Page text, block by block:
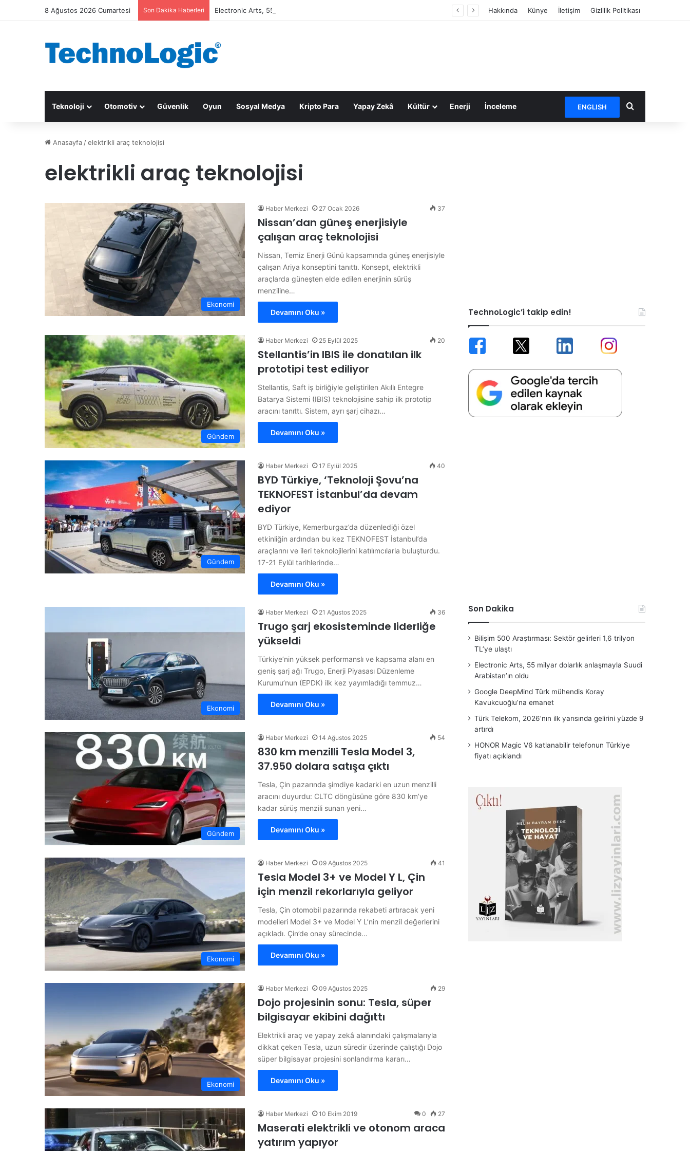
8 Ağustos 2026 Cumartesi Son Dakika Haberleri Electronic Arts, 55 milyar dolarlık anlaşmayla Suudi Arabistan’ın oldu Hakkında Künye İletişim Gizlilik Politikası
Teknoloji Otomotiv Güvenlik Oyun Sosyal Medya Kripto Para Yapay Zekâ Kültür Enerji İnceleme ENGLISH Arama yap ...
Anasayfa /elektrikli araç teknolojisi
elektrikli araç teknolojisi
Ekonomi
Haber Merkezi 27 Ocak 2026 37
Nissan’dan güneş enerjisiyle
çalışan araç teknolojisi
Nissan, Temiz Enerji Günü kapsamında güneş enerjisiyle
çalışan Ariya konseptini tanıttı. Konsept, elektrikli
araçlarda güneşten elde edilen enerjinin sürüş
menziline…
Devamını Oku »
Gündem
Haber Merkezi 25 Eylül 2025 20
Stellantis’in IBIS ile donatılan ilk
prototipi test ediliyor
Stellantis, Saft iş birliğiyle geliştirilen Akıllı Entegre
Batarya Sistemi (IBIS) teknolojisine sahip ilk prototip
aracını tanıttı. Sistem, ayrı şarj cihazı…
Devamını Oku »
Gündem
Haber Merkezi 17 Eylül 2025 40
BYD Türkiye, ‘Teknoloji Şovu’na
TEKNOFEST İstanbul’da devam
ediyor
BYD Türkiye, Kemerburgaz’da düzenlediği özel
etkinliğin ardından bu kez TEKNOFEST İstanbul’da
araçlarını ve ileri teknolojilerini katılımcılarla buluşturdu.
17-21 Eylül tarihlerinde…
Devamını Oku »
Ekonomi
Haber Merkezi 21 Ağustos 2025 36
Trugo şarj ekosisteminde liderliğe
yükseldi
Türkiye’nin yüksek performanslı ve kapsama alanı en
geniş şarj ağı Trugo, Enerji Piyasası Düzenleme
Kurumu’nun (EPDK) ilk kez yayımladığı temmuz…
Devamını Oku »
Gündem
Haber Merkezi 14 Ağustos 2025 54
830 km menzilli Tesla Model 3,
37.950 dolara satışa çıktı
Tesla, Çin pazarında şimdiye kadarki en uzun menzilli
aracını duyurdu: CLTC döngüsüne göre 830 km’ye
kadar sürüş menzili sunan yeni…
Devamını Oku »
Ekonomi
Haber Merkezi 09 Ağustos 2025 41
Tesla Model 3+ ve Model Y L, Çin
için menzil rekorlarıyla geliyor
Tesla, Çin otomobil pazarında rekabeti artıracak yeni
modelleri Model 3+ ve Model Y L’nin menzil değerlerini
açıkladı. Çin’de onay sürecinde…
Devamını Oku »
Ekonomi
Haber Merkezi 09 Ağustos 2025 29
Dojo projesinin sonu: Tesla, süper
bilgisayar ekibini dağıttı
Elektrikli araç ve yapay zekâ alanındaki çalışmalarıyla
dikkat çeken Tesla, uzun süredir üzerinde çalıştığı Dojo
süper bilgisayar projesini sonlandırma kararı…
Devamını Oku »
Haber Merkezi 10 Ekim 2019 0 27
Maserati elektrikli ve otonom araca
yatırım yapıyor
TechnoLogic’i takip edin!
Son Dakika
Bilişim 500 Araştırması: Sektör gelirleri 1,6 trilyon
TL’ye ulaştı
Electronic Arts, 55 milyar dolarlık anlaşmayla Suudi
Arabistan’ın oldu
Google DeepMind Türk mühendis Koray
Kavukcuoğlu’na emanet
Türk Telekom, 2026’nın ilk yarısında gelirini yüzde 9
artırdı
HONOR Magic V6 katlanabilir telefonun Türkiye
fiyatı açıklandı